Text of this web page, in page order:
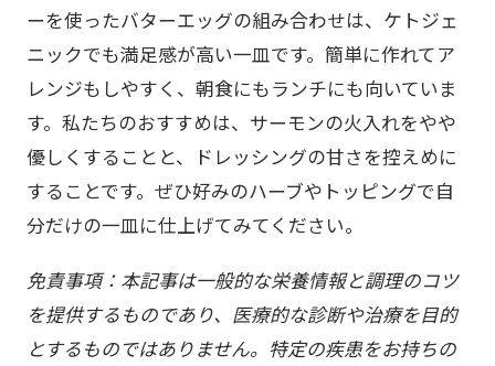
ーを使ったバターエッグの組み合わせは、ケトジェ
ニックでも満足感が高い一皿です。簡単に作れてア
レンジもしやすく、朝食にもランチにも向いていま
す。私たちのおすすめは、サーモンの火入れをやや
優しくすることと、ドレッシングの甘さを控えめに
することです。ぜひ好みのハーブやトッピングで自
分だけの一皿に仕上げてみてください。
免責事項：本記事は一般的な栄養情報と調理のコツ
を提供するものであり、医療的な診断や治療を目的
とするものではありません。特定の疾患をお持ちの